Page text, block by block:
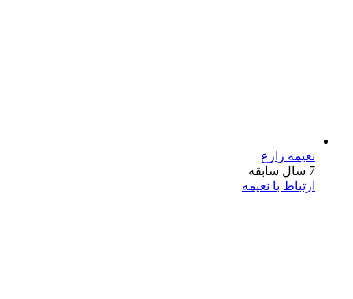
نعیمه زارع
7 سال سابقه
ارتباط با نعیمه